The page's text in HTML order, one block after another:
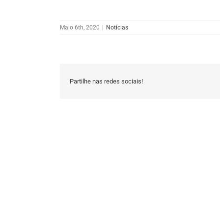
Maio 6th, 2020 Notícias
Partilhe nas redes sociais!